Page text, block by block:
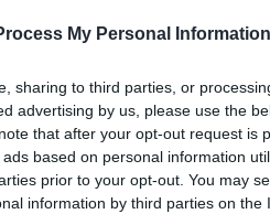
My Personal Information
sharing to third parties, or
advertising by us, please use the
that after your opt-out request is
based on personal information
prior to your opt-out. You may
information by third parties on the